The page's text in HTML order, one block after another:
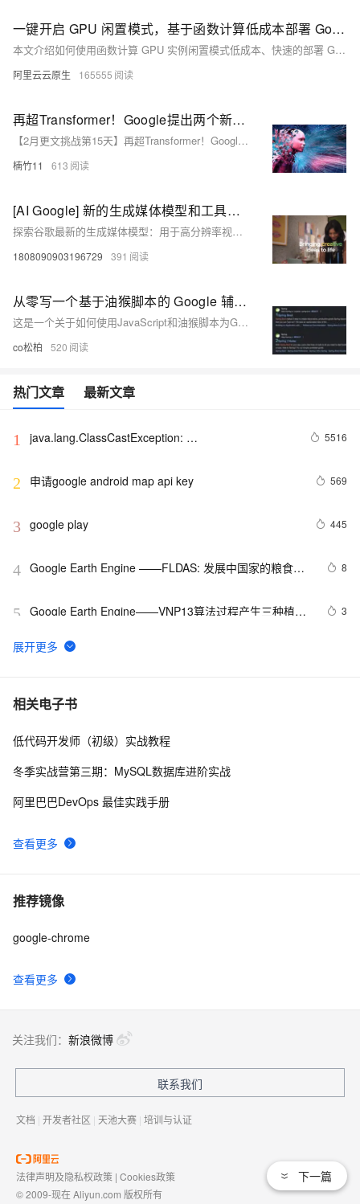
一键开启 GPU 闲置模式，基于函数计算低成本部署 Google Gemma 模型服务
本文介绍如何使用函数计算 GPU 实例闲置模式低成本、快速的部署 Google Gemma 模型服务。
阿里云云原生 165555
再超Transformer！Google提出两个新模型(Griffin、Hawk)，强于Mamba，更省资源
【2月更文挑战第15天】再超Transformer！Google提出两个新模型(Griffin、Hawk)，强于Mamba，更省资源
楠竹11 613
[AI Google] 新的生成媒体模型和工具，专为创作者设计和构建
探索谷歌最新的生成媒体模型：用于高分辨率视频生成的 Veo 和用于卓越文本生成图像能力的 Imagen 3。还可以了解使用 Music AI Sandbox 创作的新演示录音。
1808090903196729 391
从零写一个基于油猴脚本的 Google 辅助插件(文末附完整代码)
这是一个关于如何使用JavaScript和油猴脚本为Google搜索结果添加快捷键的功能介绍。作者首先阐述了想通过快捷键选择搜索结果的需求，然后选择了油猴插件作为开发平台。实现步骤包括：获取搜索结果列表、在结果前添加序号以及监听键盘事件触发点击。最后，作者还扩展了通过快捷键平滑滚动页面的功能，并分享了完整代码的GitHub链接。
co松柏 520
热门文章 最新文章
1
java.lang.ClassCastException:
cast to xxxxxx
5516
2 申请google android map api key 569
3 google play 445
4 Google Earth Engine ——FLDAS: 发展中国家的粮食安
8
5 Google Earth Engine——VNP13算法过程产生三种植被
被指数（EVI），以及（3）增强植被指数-2（EVI2）。
3
6 Google 历年笔试面试30题
7 Google Earth Engine——NCEP/NCAR再分析项目是美
家大气研究中心（NCAR）全球气温数据集
8 [CTO札记]Google数字图书馆对中国版权的威胁
Bundle 上传格式问题（一）
| 云原生生态周报 Vol. 57
相关电子书
查看更多
低代码开发师（初级）实战教程
冬季实战营第三期：MySQL数据库进阶实战
阿里巴巴DevOps 最佳实践手册
推荐镜像
查看更多
google-chrome
下一篇
关注我们： 新浪微博
联系我们
文档 | 开发者社区 | 天池大赛 | 培训与认证
法律声明及隐私权政策 | Cookies政策
© 2009-现在 Aliyun.com 版权所有